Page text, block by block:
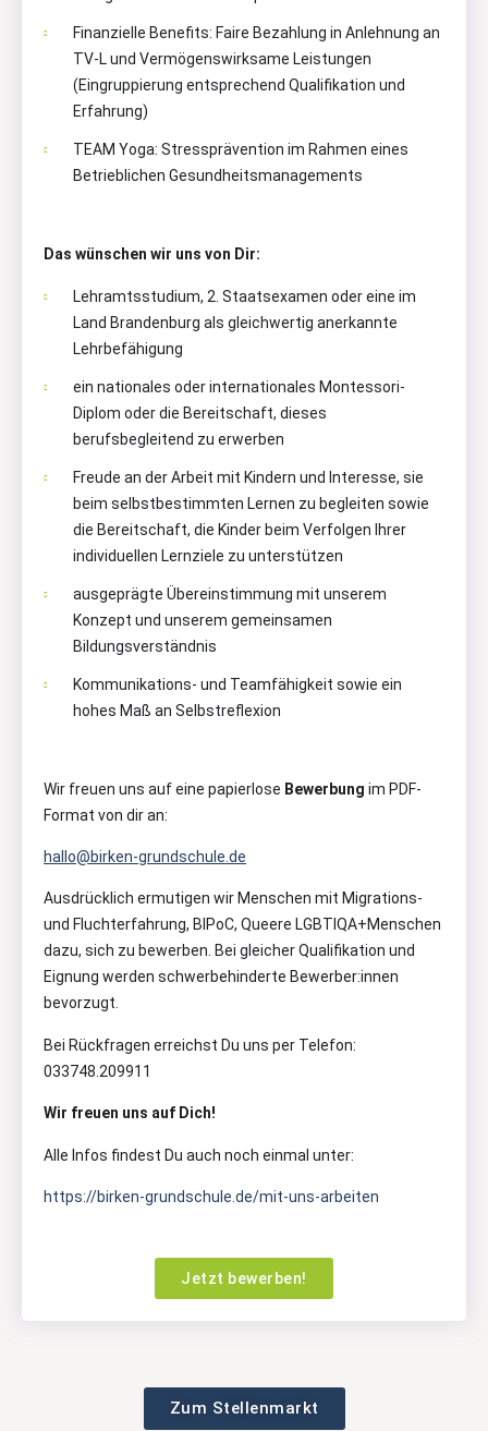
Finanzielle Benefits: Faire Bezahlung in Anlehnung an
TV-L und Vermögenswirksame Leistungen
(Eingruppierung entsprechend Qualifikation und
Erfahrung)
TEAM Yoga: Stressprävention im Rahmen eines
Betrieblichen Gesundheitsmanagements
Das wünschen wir uns von Dir:
Lehramtsstudium, 2. Staatsexamen oder eine im
Land Brandenburg als gleichwertig anerkannte
Lehrbefähigung
ein nationales oder internationales Montessori-
Diplom oder die Bereitschaft, dieses
berufsbegleitend zu erwerben
Freude an der Arbeit mit Kindern und Interesse, sie
beim selbstbestimmten Lernen zu begleiten sowie
die Bereitschaft, die Kinder beim Verfolgen Ihrer
individuellen Lernziele zu unterstützen
ausgeprägte Übereinstimmung mit unserem
Konzept und unserem gemeinsamen
Bildungsverständnis
Kommunikations- und Teamfähigkeit sowie ein
hohes Maß an Selbstreflexion
Wir freuen uns auf eine papierlose Bewerbung im PDF-
Format von dir an:
hallo@birken-grundschule.de
Ausdrücklich ermutigen wir Menschen mit Migrations-
und Fluchterfahrung, BIPoC, Queere LGBTIQA+Menschen
dazu, sich zu bewerben. Bei gleicher Qualifikation und
Eignung werden schwerbehinderte Bewerber:innen
bevorzugt.
Bei Rückfragen erreichst Du uns per Telefon:
033748.209911
Wir freuen uns auf Dich!
Alle Infos findest Du auch noch einmal unter:
https://birken-grundschule.de/mit-uns-arbeiten
Jetzt bewerben!
Zum Stellenmarkt